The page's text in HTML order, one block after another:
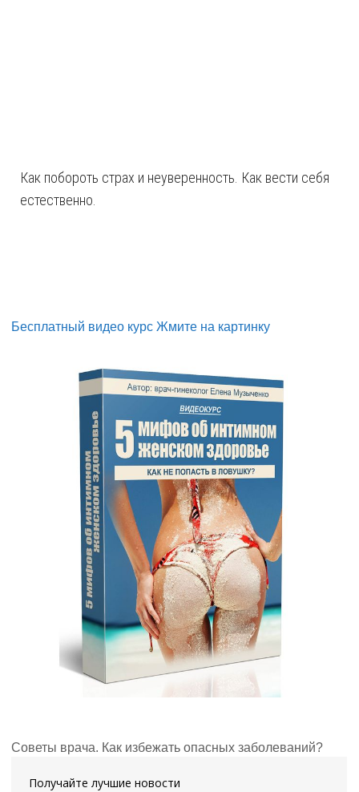
Как побороть страх и неуверенность. Как вести себя
естественно.
Бесплатный видео курс Жмите на картинку
Советы врача. Как избежать опасных заболеваний?
Получайте лучшие новости